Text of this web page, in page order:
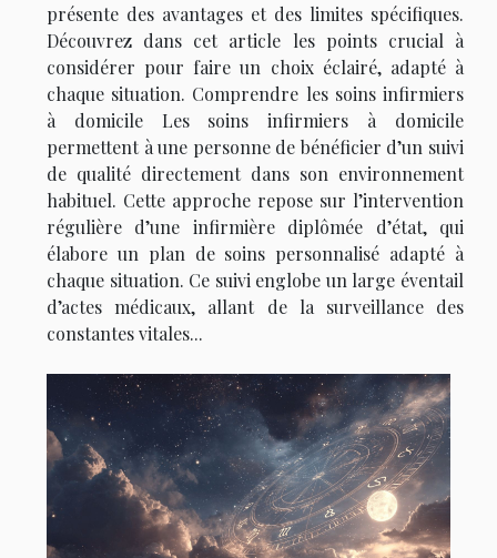
présente des avantages et des limites spécifiques.
Découvrez dans cet article les points crucial à
considérer pour faire un choix éclairé, adapté à
chaque situation. Comprendre les soins infirmiers
à domicile Les soins infirmiers à domicile
permettent à une personne de bénéficier d’un suivi
de qualité directement dans son environnement
habituel. Cette approche repose sur l’intervention
régulière d’une infirmière diplômée d’état, qui
élabore un plan de soins personnalisé adapté à
chaque situation. Ce suivi englobe un large éventail
d’actes médicaux, allant de la surveillance des
constantes vitales...